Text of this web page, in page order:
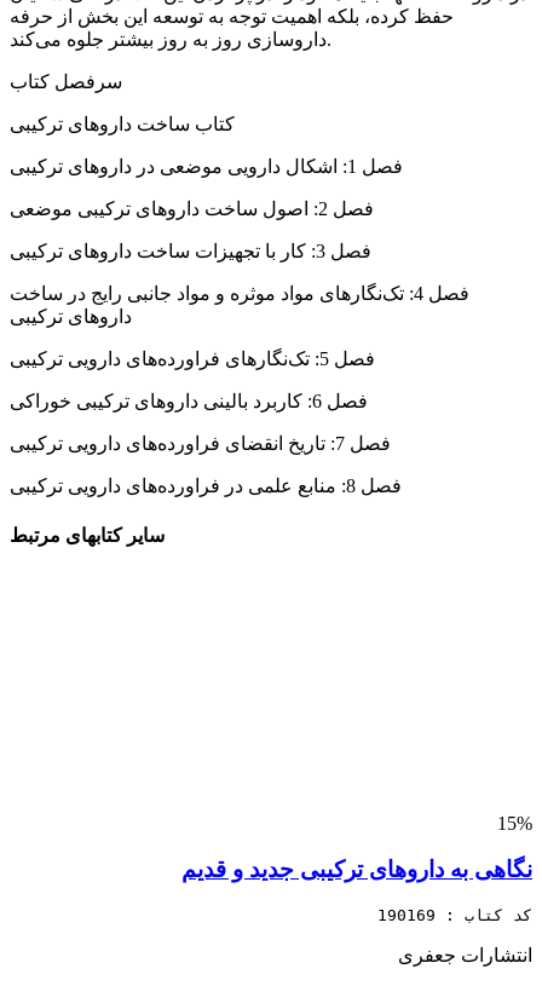
حفظ کرده، بلکه اهمیت توجه به توسعه این بخش از حرفه
داروسازی روز به روز بیشتر جلوه می‌کند.
سرفصل کتاب
کتاب ساخت داروهای ترکیبی
فصل 1: اشکال دارویی موضعی در داروهای ترکیبی
فصل 2: اصول ساخت داروهای ترکیبی موضعی
فصل 3: کار با تجهیزات ساخت داروهای ترکیبی
فصل 4: تک‌نگارهای مواد موثره و مواد جانبی رایج در ساخت
داروهای ترکیبی
فصل 5: تک‌نگارهای فراورده‌های دارویی ترکیبی
فصل 6: کاربرد بالینی داروهای ترکیبی خوراکی
فصل 7: تاریخ انقضای فراورده‌های دارویی ترکیبی
فصل 8: منابع علمی در فراورده‌های دارویی ترکیبی
سایر کتابهای مرتبط
15%
نگاهی به داروهای ترکیبی جدید و قدیم
کد کتاب : 190169
انتشارات جعفری